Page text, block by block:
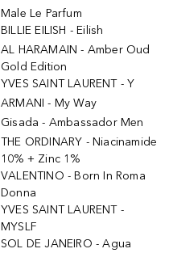
Male Le Parfum
BILLIE EILISH - Eilish
AL HARAMAIN - Amber Oud
Gold Edition
YVES SAINT LAURENT - Y
ARMANI - My Way
Gisada - Ambassador Men
THE ORDINARY - Niacinamide
10% + Zinc 1%
VALENTINO - Born In Roma
Donna
YVES SAINT LAURENT -
MYSLF
SOL DE JANEIRO - Agua